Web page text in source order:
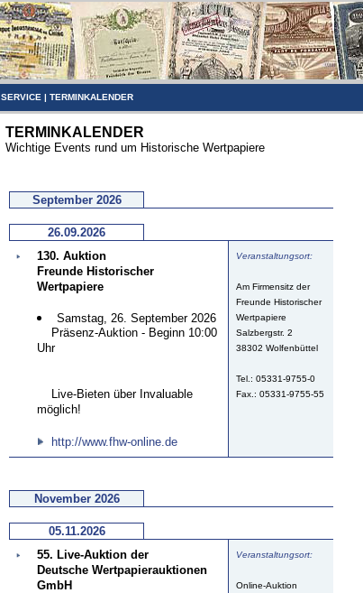
SERVICE | TERMINKALENDER
TERMINKALENDER
Wichtige Events rund um Historische Wertpapiere
September 2026
26.09.2026
130. Auktion
Freunde Historischer
Wertpapiere
Samstag, 26. September 2026
Präsenz-Auktion - Beginn 10:00
Uhr
Live-Bieten über Invaluable
möglich!
http://www.fhw-online.de
Veranstaltungsort:
Am Firmensitz der
Freunde Historischer
Wertpapiere
Salzbergstr. 2
38302 Wolfenbüttel
Tel.: 05331-9755-0
Fax.: 05331-9755-55
November 2026
05.11.2026
55. Live-Auktion der
Deutsche Wertpapierauktionen
GmbH
Veranstaltungsort:
Online-Auktion